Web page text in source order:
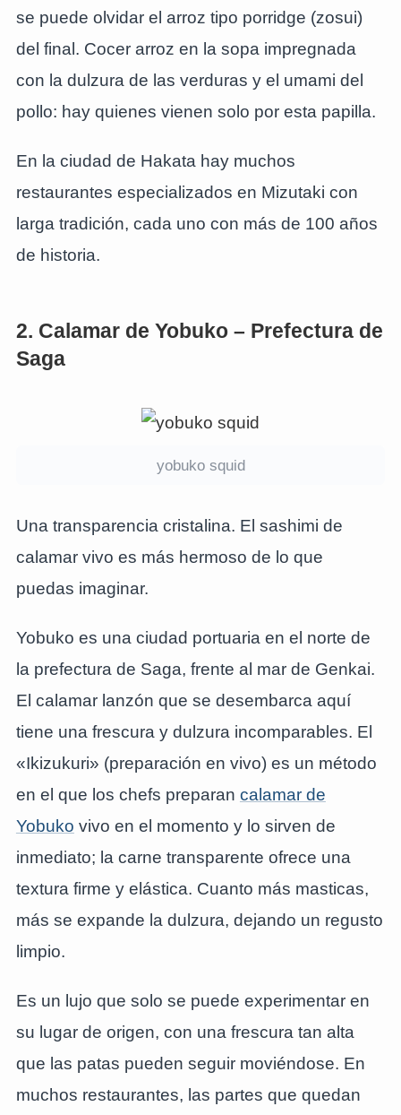
se puede olvidar el arroz tipo porridge (zosui)
del final. Cocer arroz en la sopa impregnada
con la dulzura de las verduras y el umami del
pollo: hay quienes vienen solo por esta papilla.
En la ciudad de Hakata hay muchos
restaurantes especializados en Mizutaki con
larga tradición, cada uno con más de 100 años
de historia.
2. Calamar de Yobuko – Prefectura de
Saga
yobuko squid
Una transparencia cristalina. El sashimi de
calamar vivo es más hermoso de lo que
puedas imaginar.
Yobuko es una ciudad portuaria en el norte de
la prefectura de Saga, frente al mar de Genkai.
El calamar lanzón que se desembarca aquí
tiene una frescura y dulzura incomparables. El
«Ikizukuri» (preparación en vivo) es un método
en el que los chefs preparan calamar de
Yobuko vivo en el momento y lo sirven de
inmediato; la carne transparente ofrece una
textura firme y elástica. Cuanto más masticas,
más se expande la dulzura, dejando un regusto
limpio.
Es un lujo que solo se puede experimentar en
su lugar de origen, con una frescura tan alta
que las patas pueden seguir moviéndose. En
muchos restaurantes, las partes que quedan